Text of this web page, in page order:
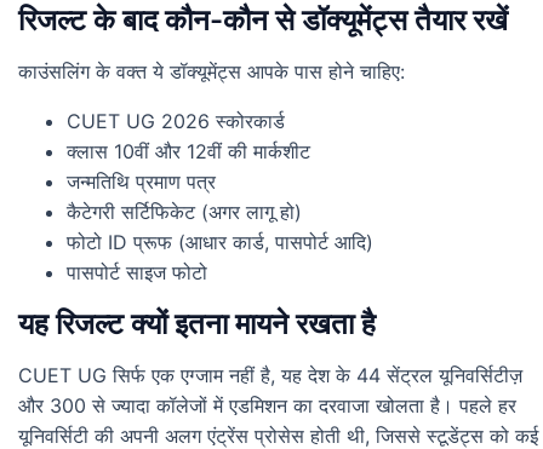
रिजल्ट के बाद कौन-कौन से डॉक्यूमेंट्स तैयार रखें
काउंसलिंग के वक्त ये डॉक्यूमेंट्स आपके पास होने चाहिए:
CUET UG 2026 स्कोरकार्ड
क्लास 10वीं और 12वीं की मार्कशीट
जन्मतिथि प्रमाण पत्र
कैटेगरी सर्टिफिकेट (अगर लागू हो)
फोटो ID प्रूफ (आधार कार्ड, पासपोर्ट आदि)
पासपोर्ट साइज फोटो
यह रिजल्ट क्यों इतना मायने रखता है
CUET UG सिर्फ एक एग्जाम नहीं है, यह देश के 44 सेंट्रल यूनिवर्सिटीज़
और 300 से ज्यादा कॉलेजों में एडमिशन का दरवाजा खोलता है। पहले हर
यूनिवर्सिटी की अपनी अलग एंट्रेंस प्रोसेस होती थी, जिससे स्टूडेंट्स को कई